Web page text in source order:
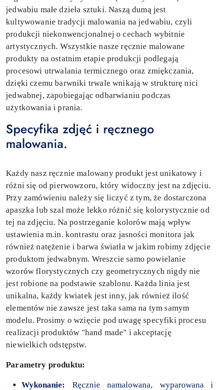
jedwabiu małe dzieła sztuki. Naszą dumą jest
kultywowanie tradycji malowania na jedwabiu, czyli
produkcji niekonwencjonalnej o cechach wybitnie
artystycznych. Wszystkie nasze ręcznie malowane
produkty na ostatnim etapie produkcji podlegają
procesowi utrwalania termicznego oraz zmiękczania,
dzięki czemu barwniki trwale wnikają w strukturę nici
jedwabnej, zapobiegając odbarwianiu podczas
użytkowania i prania.
Specyfika zdjęć i ręcznego
malowania.
Każdy nasz ręcznie malowany produkt jest unikatowy i
różni się od pierwowzoru, który widoczny jest na zdjęciu.
Przy zamówieniu należy się liczyć z tym, że dostarczona
apaszka lub szal może lekko różnić się kolorystycznie od
tej na zdjęciu. Na postrzeganie kolorów mają wpływ
ustawienia m.in. kontrastu oraz jasności monitora jak
również natężenie i barwa światła w jakim robimy zdjęcie
produktom jedwabnym. Wreszcie samo powielanie
wzorów florystycznych czy geometrycznych nigdy nie
jest robione na podstawie szablonu. Każda linia jest
unikalna, każdy kwiatek jest inny, jak również ilość
elementów nie zawsze jest taka sama na tym samym
modelu. Prosimy o wzięcie pod uwagę specyfiki procesu
realizacji produktów "hand made" i akceptację
niewielkich odstępstw.
Parametry produktu:
Wykonanie: Ręcznie namalowana, wyparowana i